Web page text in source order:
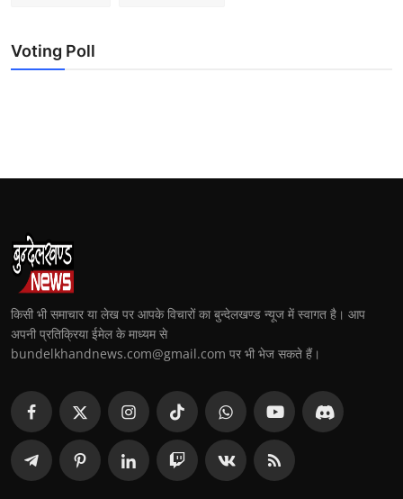
Voting Poll
किसी भी समाचार या लेख पर आपके विचारों का बुन्देलखण्ड न्यूज में स्वागत है। आप
अपनी प्रतिक्रिया ईमेल के माध्यम से
bundelkhandnews.com@gmail.com पर भी भेज सकते हैं।